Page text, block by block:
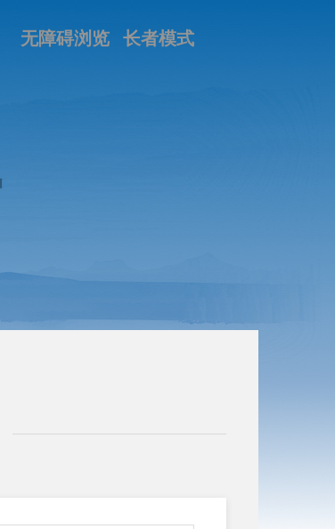
长者模式
无障碍浏览